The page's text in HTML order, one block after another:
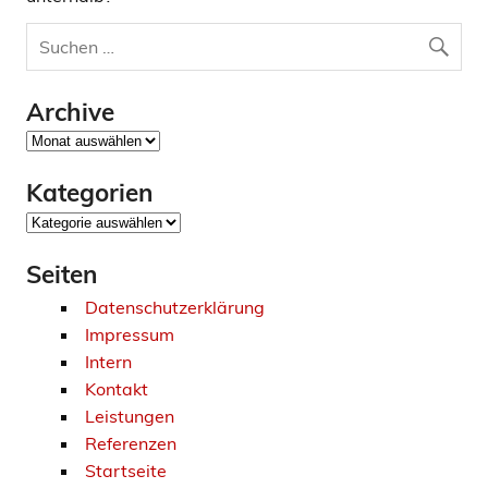
Archive
Archive
Kategorien
Kategorien
Seiten
Datenschutzerklärung
Impressum
Intern
Kontakt
Leistungen
Referenzen
Startseite